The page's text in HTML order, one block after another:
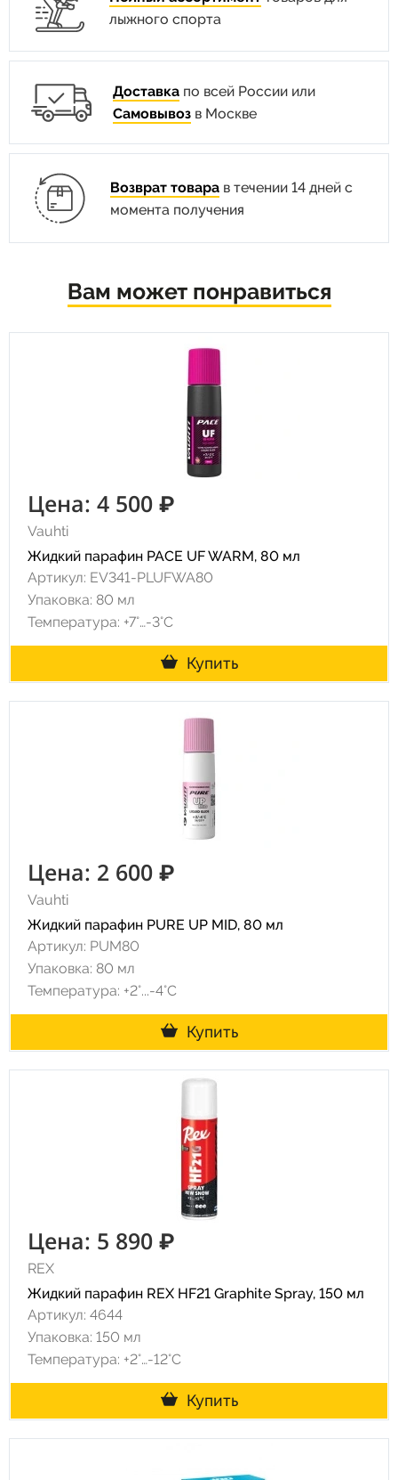
лыжного спорта
Доставка по всей России или
Самовывоз в Москве
Возврат товарав течении 14 дней с
момента получения
Вам может понравиться
Цена: 4 500 ₽
Vauhti
Жидкий парафин PACE UF WARM, 80 мл
Артикул: EV341-PLUFWA80
Упаковка: 80 мл
Температура: +7°…-3°C
Купить
Цена: 2 600 ₽
Vauhti
Жидкий парафин PURE UP MID, 80 мл
Артикул: PUM80
Упаковка: 80 мл
Температура: +2°...-4°С
Купить
Цена: 5 890 ₽
REX
Жидкий парафин REX HF21 Graphite Spray, 150 мл
Артикул: 4644
Упаковка: 150 мл
Температура: +2°…-12°C
Купить